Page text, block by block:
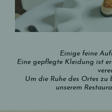
Einige feine
Eine gepflegte Kleidung ist
Um die Ruhe des Ortes zu
unserem